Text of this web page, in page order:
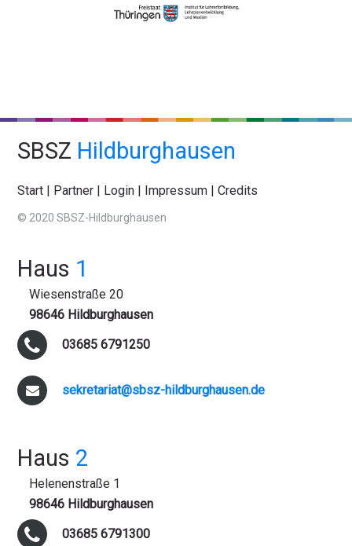
SBSZ Hildburghausen
Start | Partner | Login | Impressum |Credits
© 2020 SBSZ-Hildburghausen
Haus 1
Wiesenstraße 20
98646 Hildburghausen
03685 6791250
sekretariat@sbsz-hildburghausen.de
Haus 2
Helenenstraße 1
98646 Hildburghausen
03685 6791300